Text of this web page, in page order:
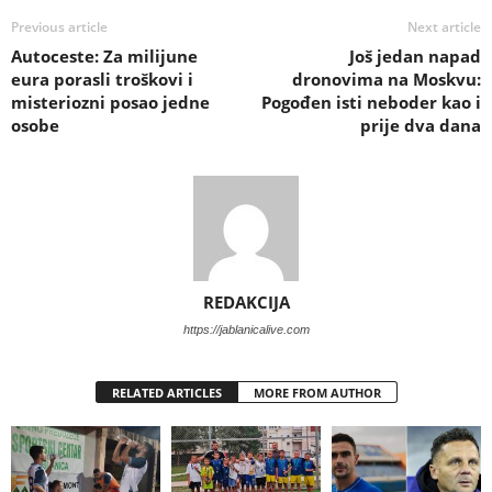
Previous article
Autoceste: Za milijune
eura porasli troškovi i
misteriozni posao jedne
osobe
Next article
Još jedan napad
dronovima na Moskvu:
Pogođen isti neboder kao i
prije dva dana
REDAKCIJA
https://jablanicalive.com
RELATED ARTICLES MORE FROM AUTHOR